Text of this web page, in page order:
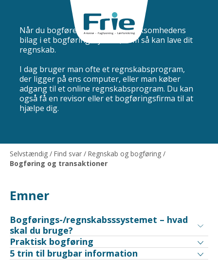
Når du bogfører, registrer du virksomhedens
bilag i et bogføringssystem, som så kan lave dit
regnskab.
I dag bruger man ofte et regnskabsprogram,
der ligger på ens computer, eller man køber
adgang til et online regnskabsprogram. Du kan
også få en revisor eller et bogføringsfirma til at
hjælpe dig.
Selvstændig / Find svar / Regnskab og bogføring /
Bogføring og transaktioner
Emner
Bogførings-/regnskabsssystemet – hvad
skal du bruge?
Praktisk bogføring
5 trin til brugbar information